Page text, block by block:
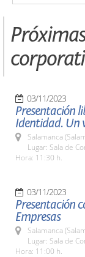
03/11/2023
Presentación
Identidad. Un
Salamanca
Lugar: Sala de
Hora: 11:30 h.
03/11/2023
Presentación
Empresas
Salamanca
Lugar: Sala de
Hora: 11:00 h.